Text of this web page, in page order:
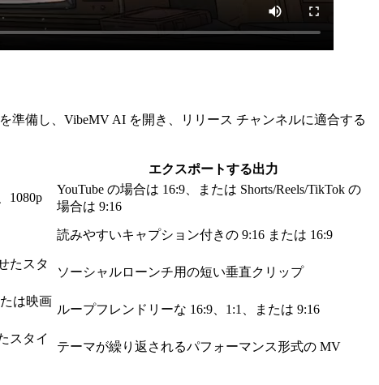
準備し、VibeMV AI を開き、リリース チャンネルに適合する
エクスポートする出力
1080p
YouTube の場合は 16:9、または Shorts/Reels/TikTok の
場合は 9:16
読みやすいキャプション付きの 9:16 または 16:9
たスタ
ソーシャルローンチ用の短い垂直クリップ
は映画
ループフレンドリーな 16:9、1:1、または 9:16
スタイ
テーマが繰り返されるパフォーマンス形式の MV